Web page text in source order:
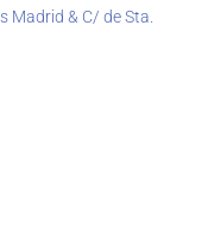
Madrid & C/ de Sta.